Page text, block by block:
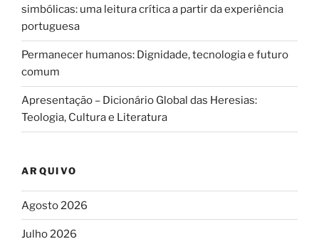
simbólicas: uma leitura crítica a partir da experiência
portuguesa
Permanecer humanos: Dignidade, tecnologia e futuro
comum
Apresentação – Dicionário Global das Heresias:
Teologia, Cultura e Literatura
ARQUIVO
Agosto 2026
Julho 2026